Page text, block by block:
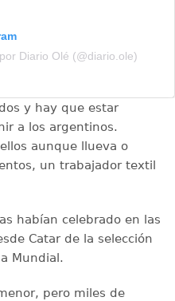
Diario Olé (@diario.ole)
y hay que estar
a los argentinos.
aunque llueva o
un trabajador textil
habían celebrado en las
Catar de la selección
Mundial.
pero miles de